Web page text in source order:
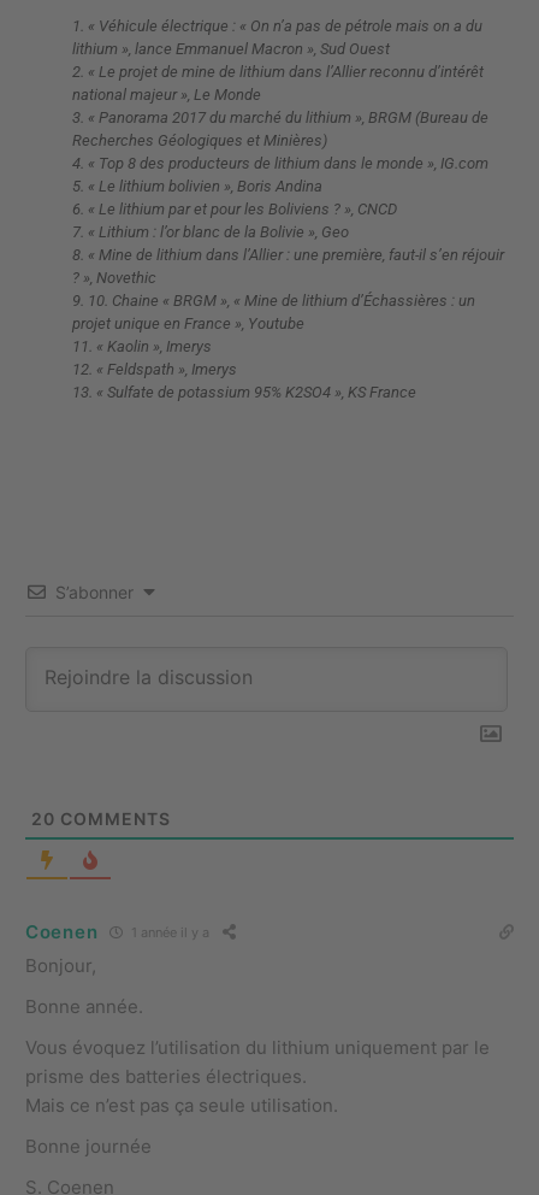
1. « Véhicule électrique : « On n’a pas de pétrole mais on a du
lithium », lance Emmanuel Macron », Sud Ouest
2. « Le projet de mine de lithium dans l’Allier reconnu d’intérêt
national majeur », Le Monde
3. « Panorama 2017 du marché du lithium », BRGM (Bureau de
Recherches Géologiques et Minières)
4. « Top 8 des producteurs de lithium dans le monde », IG.com
5. « Le lithium bolivien », Boris Andina
6. « Le lithium par et pour les Boliviens ? », CNCD
7. « Lithium : l’or blanc de la Bolivie », Geo
8. « Mine de lithium dans l’Allier : une première, faut-il s’en réjouir
? », Novethic
9. 10. Chaine « BRGM », « Mine de lithium d’Échassières : un
projet unique en France », Youtube
11. « Kaolin », Imerys
12. « Feldspath », Imerys
13. « Sulfate de potassium 95% K2SO4 », KS France
S’abonner
20 COMMENTS
Coenen 1 année il y a
Bonjour,
Bonne année.
Vous évoquez l’utilisation du lithium uniquement par le
prisme des batteries électriques.
Mais ce n’est pas ça seule utilisation.
Bonne journée
S. Coenen